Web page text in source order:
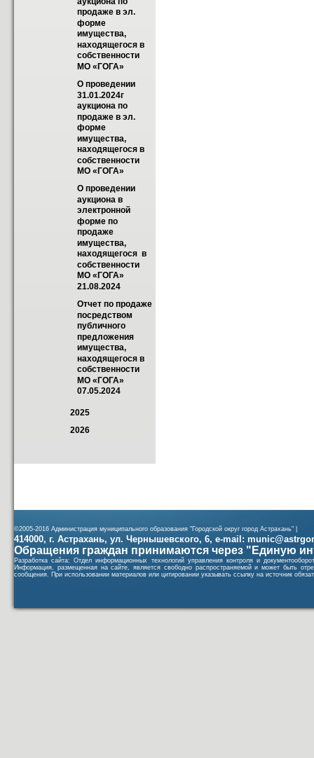
продаже в эл.
форме
имущества,
находящегося в
собственности
МО «ГОГА»
О проведении
31.01.2024г
аукциона по
продаже в эл.
форме
имущества,
находящегося в
собственности
МО «ГОГА»
О проведении
аукциона в
электронной
форме по
продаже
имущества,
находящегося  в
собственности
МО «ГОГА»
21.08.2024
Отчет по продаже
посредством
публичного
предложения
имущества,
находящегося в
собственности
МО «ГОГА»
07.05.2024
2025
2026
©2005-2016 Администрация муниципального образования "Городской округ город Астрахань" |
414000, г. Астрахань, ул. Чернышевского, 6, e-mail:
Обращения граждан принимаются через "Единую
Разработка сайта: Отдел информационных технологий управления контроля и
Информация, размещенная на сайте, является свободно распространяемой и может быть
сообщения. При использовании материалов или цитировании указывать ссылку на источник